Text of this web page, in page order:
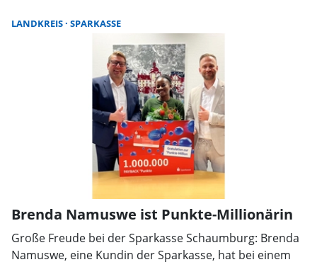
gewann eine Million Punkte – im Gegenwert von 10.000
LANDKREIS SPARKASSE
Brenda Namuswe ist Punkte-Millionärin
Große Freude bei der Sparkasse Schaumburg: Brenda
Namuswe, eine Kundin der Sparkasse, hat bei einem